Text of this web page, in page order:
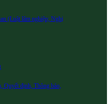
(Luật lâm nghiệp; Nghị
Quyết định, Thông báo,